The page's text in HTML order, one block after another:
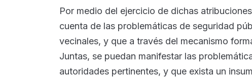
Por medio del ejercicio de dichas
cuenta de las problemáticas de seguridad
vecinales, y que a través del mecanismo
Juntas, se puedan manifestar las
autoridades pertinentes, y que exista un